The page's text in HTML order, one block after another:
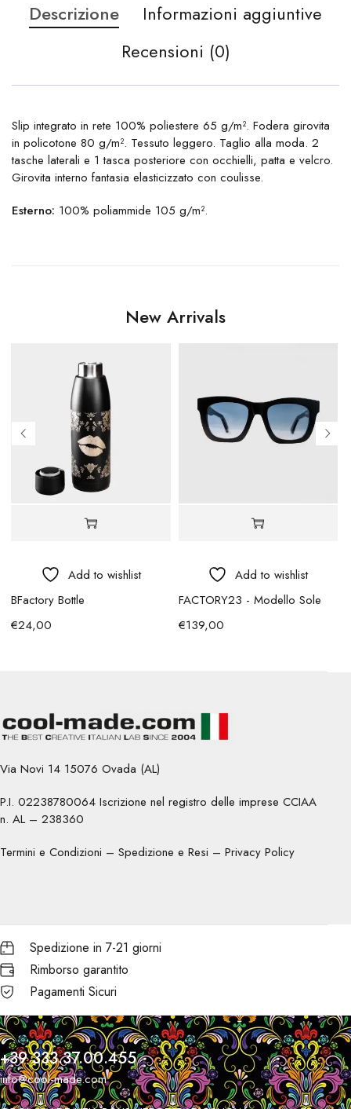
Descrizione
Informazioni aggiuntive
Recensioni (0)
Slip integrato in rete 100% poliestere 65 g/m². Fodera girovita
in policotone 80 g/m². Tessuto leggero. Taglio alla moda. 2
tasche laterali e 1 tasca posteriore con occhielli, patta e velcro.
Girovita interno fantasia elasticizzato con coulisse.
Esterno: 100% poliammide 105 g/m².
New Arrivals
Add to wishlist
BFactory Bottle
€24,00
Add to wishlist
FACTORY23 - Modello Sole
€139,00
Via Novi 14 15076 Ovada (AL)
P.I. 02238780064 Iscrizione nel registro delle imprese CCIAA
n. AL – 238360
Termini e Condizioni – Spedizione e Resi – Privacy Policy
Spedizione in 7-21 giorni
Rimborso garantito
Pagamenti Sicuri
+39 333.37.00.455
info@cool-made.com